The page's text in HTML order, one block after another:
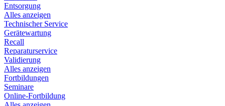
Entsorgung
Alles anzeigen
Technischer Service
Gerätewartung
Recall
Reparaturservice
Validierung
Alles anzeigen
Fortbildungen
Seminare
Online-Fortbildung